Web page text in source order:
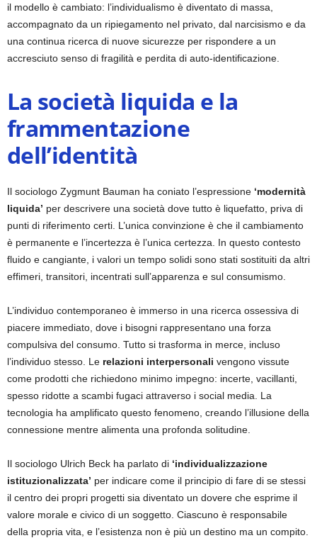
il modello è cambiato: l’individualismo è diventato di massa,
accompagnato da un ripiegamento nel privato, dal narcisismo e da
una continua ricerca di nuove sicurezze per rispondere a un
accresciuto senso di fragilità e perdita di auto-identificazione.
La società liquida e la
frammentazione
dell’identità
Il sociologo Zygmunt Bauman ha coniato l’espressione ‘modernità
liquida’ per descrivere una società dove tutto è liquefatto, priva di
punti di riferimento certi. L’unica convinzione è che il cambiamento
è permanente e l’incertezza è l’unica certezza. In questo contesto
fluido e cangiante, i valori un tempo solidi sono stati sostituiti da altri
effimeri, transitori, incentrati sull’apparenza e sul consumismo.
L’individuo contemporaneo è immerso in una ricerca ossessiva di
piacere immediato, dove i bisogni rappresentano una forza
compulsiva del consumo. Tutto si trasforma in merce, incluso
l’individuo stesso. Le relazioni interpersonali vengono vissute
come prodotti che richiedono minimo impegno: incerte, vacillanti,
spesso ridotte a scambi fugaci attraverso i social media. La
tecnologia ha amplificato questo fenomeno, creando l’illusione della
connessione mentre alimenta una profonda solitudine.
Il sociologo Ulrich Beck ha parlato di ‘individualizzazione
istituzionalizzata’ per indicare come il principio di fare di se stessi
il centro dei propri progetti sia diventato un dovere che esprime il
valore morale e civico di un soggetto. Ciascuno è responsabile
della propria vita, e l’esistenza non è più un destino ma un compito.